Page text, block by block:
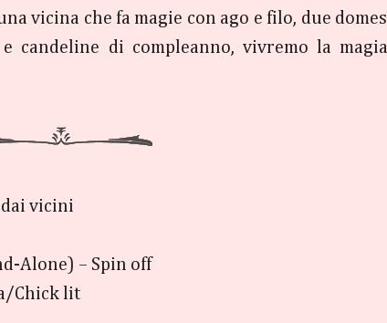
vicina che fa magie con ago e filo, due
candeline di compleanno, vivremo la
vicini
Alone) – Spin off
Chick lit